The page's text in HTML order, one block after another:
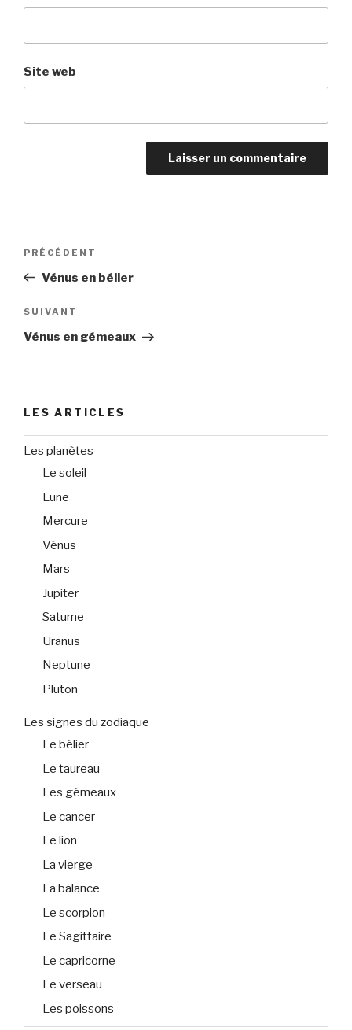
Site web
Navigation
Article
précédent
PRÉCÉDENT
Vénus en bélier
Article
suivant
SUIVANT
Vénus en gémeaux
LES ARTICLES
Les planètes
Le soleil
Lune
Mercure
Vénus
Mars
Jupiter
Saturne
Uranus
Neptune
Pluton
Les signes du zodiaque
Le bélier
Le taureau
Les gémeaux
Le cancer
Le lion
La vierge
La balance
Le scorpion
Le Sagittaire
Le capricorne
Le verseau
Les poissons